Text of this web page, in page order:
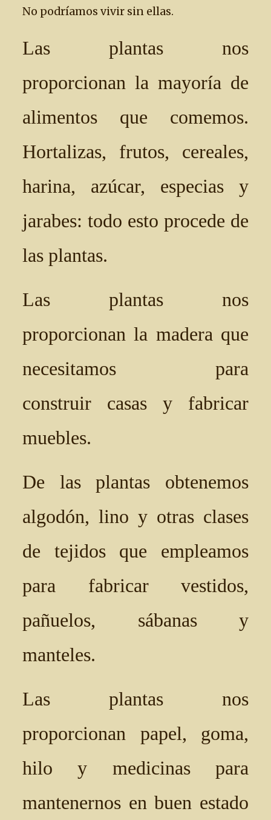
No podríamos vivir sin ellas.
Las plantas nos
proporcionan la mayoría de
alimentos que comemos.
Hortalizas, frutos, cereales,
harina, azúcar, especias y
jarabes: todo esto procede de
las plantas.
Las plantas nos
proporcionan la madera que
necesitamos para
construir casas y fabricar
muebles.
De las plantas obtenemos
algodón, lino y otras clases
de tejidos que empleamos
para fabricar vestidos,
pañuelos, sábanas y
manteles.
Las plantas nos
proporcionan papel, goma,
hilo y medicinas para
mantenernos en buen estado